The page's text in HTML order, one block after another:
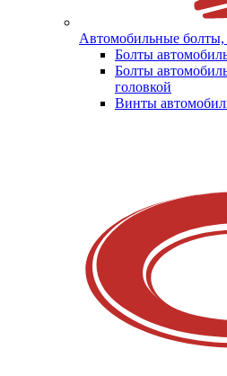
Автомобильные
Болты
Болты
головкой
Винты